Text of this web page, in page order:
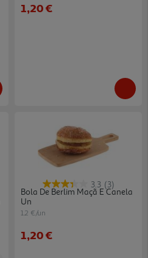
1,20 €
3.3 (3)
Bola De Berlim Maçã E Canela
Un
1.2 €/un
1,20 €